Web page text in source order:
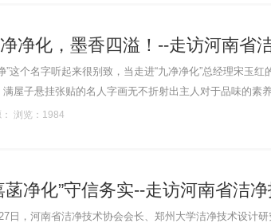
净化，墨香四溢！--走访河南省
”这个名字听起来很别致，当走进“九净净化”总经理宋玉
子悬挂张贴的名人字画无不折射出主人对于品味的素养追求。 4月27日，河南省洁净技术协会会长、郑州大学洁
长周星旭携副会长王帅增，秘书长、郑州大学建环系书记
： 浏览：1984
菡净化”守信务实--走访河南省洁
日，河南省洁净技术协会会长、郑州大学洁净技术设计